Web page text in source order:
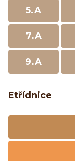
5.A
7.A
9.A
Etřídnice